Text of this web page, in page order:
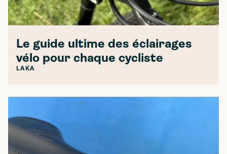
Le guide ultime des éclairages
vélo pour chaque cycliste
LAKA